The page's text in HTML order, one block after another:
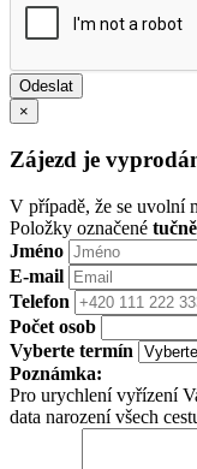
×
Zájezd je
V případě, že se uvolní
Položky označené tučně
Jméno
E-mail
Telefon
Počet osob
Vyberte termín
Poznámka:
Pro urychlení vyřízení
data narození všech